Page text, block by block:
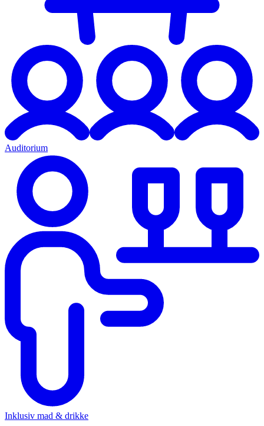
Auditorium
Inklusiv mad & drikke